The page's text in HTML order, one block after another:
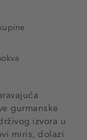
gurmanske
izvora u
miris, dolazi